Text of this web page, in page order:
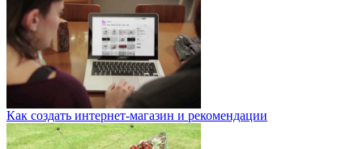
Как создать интернет-магазин и рекомендации